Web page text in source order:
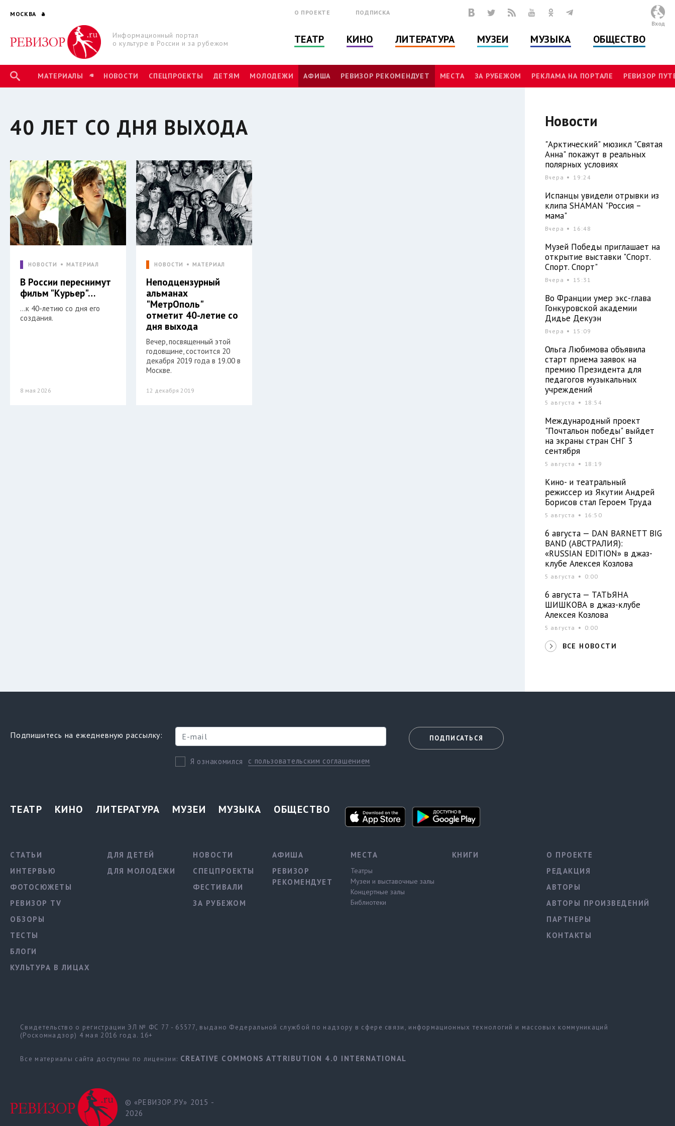
МОСКВА
Информационный портал
о культуре в России и за рубежом
О ПРОЕКТЕ ПОДПИСКА
ТЕАТР КИНО ЛИТЕРАТУРА МУЗЕИ МУЗЫКА ОБЩЕСТВО
Вход
МАТЕРИАЛЫ НОВОСТИ СПЕЦПРОЕКТЫ ДЕТЯМ МОЛОДЕЖИ АФИША РЕВИЗОР РЕКОМЕНДУЕТ МЕСТА ЗА РУБЕЖОМ РЕКЛАМА НА ПОРТАЛЕ РЕВИЗОР
40 ЛЕТ СО ДНЯ ВЫХОДА
НОВОСТИ МАТЕРИАЛ
В России переснимут
фильм "Курьер"…
…к 40-летию со дня его
создания.
8 мая 2026
НОВОСТИ МАТЕРИАЛ
Неподцензурный
альманах
"МетрОполь"
отметит 40-летие со
дня выхода
Вечер, посвященный этой
годовщине, состоится 20
декабря 2019 года в 19.00 в
Москве.
12 декабря 2019
Новости
"Арктический" мюзикл "Святая
Анна" покажут в реальных
полярных условиях
Вчера 19:24
Испанцы увидели отрывки из
клипа SHAMAN "Россия –
мама"
Вчера 16:48
Музей Победы приглашает на
открытие выставки "Спорт.
Спорт. Спорт"
Вчера 15:31
Во Франции умер экс-глава
Гонкуровской академии
Дидье Декуэн
Вчера 15:09
Ольга Любимова объявила
старт приема заявок на
премию Президента для
педагогов музыкальных
учреждений
5 августа 18:54
Международный проект
"Почтальон победы" выйдет
на экраны стран СНГ 3
сентября
5 августа 18:19
Кино- и театральный
режиссер из Якутии Андрей
Борисов стал Героем Труда
5 августа 16:50
6 августа — DAN BARNETT BIG
BAND (АВСТРАЛИЯ):
«RUSSIAN EDITION» в джаз-
клубе Алексея Козлова
5 августа 0:00
6 августа — ТАТЬЯНА
ШИШКОВА в джаз-клубе
Алексея Козлова
5 августа 0:00
ВСЕ НОВОСТИ
Подпишитесь на ежедневную рассылку:
Я ознакомился с пользовательским соглашением
ПОДПИСАТЬСЯ
ТЕАТР КИНО ЛИТЕРАТУРА МУЗЕИ МУЗЫКА ОБЩЕСТВО
СТАТЬИ
ИНТЕРВЬЮ
ФОТОСЮЖЕТЫ
РЕВИЗОР TV
ОБЗОРЫ
ТЕСТЫ
БЛОГИ
КУЛЬТУРА В ЛИЦАХ
ДЛЯ ДЕТЕЙ
ДЛЯ МОЛОДЕЖИ
НОВОСТИ
СПЕЦПРОЕКТЫ
ФЕСТИВАЛИ
ЗА РУБЕЖОМ
АФИША
РЕВИЗОР
РЕКОМЕНДУЕТ
МЕСТА
Театры
Музеи и выставочные залы
Концертные залы
Библиотеки
КНИГИ
О ПРОЕКТЕ
РЕДАКЦИЯ
АВТОРЫ
АВТОРЫ ПРОИЗВЕДЕНИЙ
ПАРТНЕРЫ
КОНТАКТЫ
Свидетельство о регистрации ЭЛ № ФС 77 - 65577, выдано Федеральной службой по надзору в сфере связи, информационных технологий и массовых коммуникаций
(Роскомнадзор) 4 мая 2016 года. 16+
Все материалы сайта доступны по лицензии: CREATIVE COMMONS ATTRIBUTION 4.0 INTERNATIONAL
© «РЕВИЗОР.РУ» 2015 -
2026